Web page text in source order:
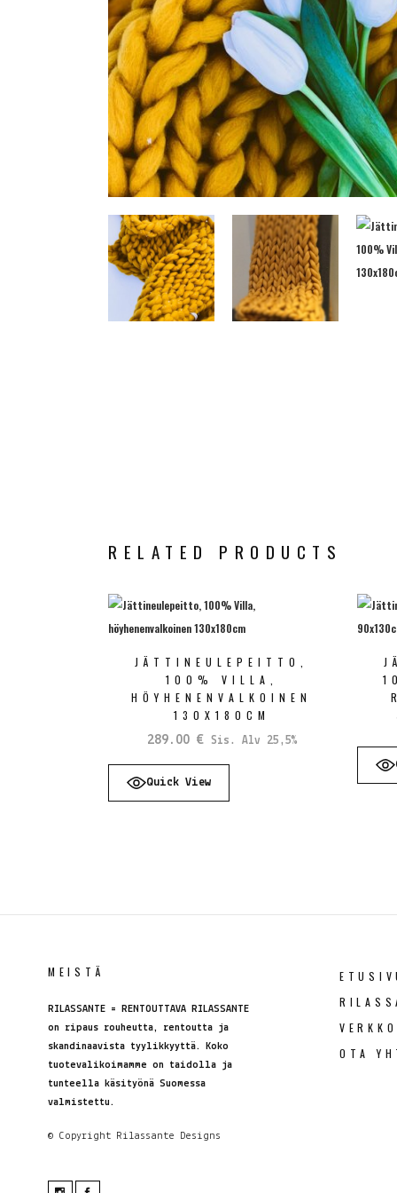
RELATED PRODUCTS
JÄTTINEULEPEITTO,
100% VILLA,
HÖYHENENVALKOINEN
130X180CM
289.00 € Sis. Alv 25,5%
Quick View
MEISTÄ
RILASSANTE = RENTOUTTAVA RILASSANTE
on ripaus rouheutta, rentoutta ja
skandinaavista tyylikkyyttä. Koko
tuotevalikoimamme on taidolla ja
tunteella käsityönä Suomessa
valmistettu.
© Copyright Rilassante Designs
OTA